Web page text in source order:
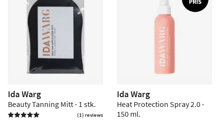
Ida Warg
Beauty Tanning Mitt - 1 stk.
 (1) reviews
Ida Warg
Heat Protection Spray 2.0 -
150 ml.